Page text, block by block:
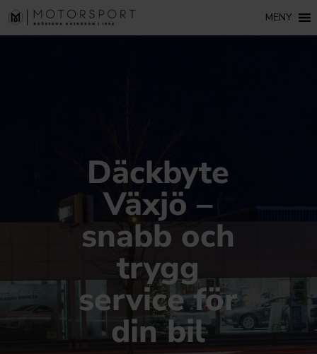
MENY
Däckbyte
Växjö –
snabb och
trygg
service för
din bil